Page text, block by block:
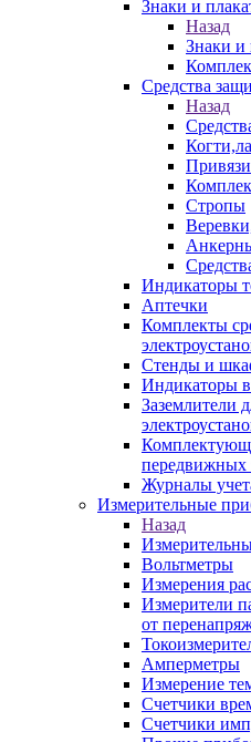
Знаки и
Назад
Знаки и
Средства
Назад
Привязи
Стропы
Индикаторы
Аптечки
Комплекты
Стенды и
Индикаторы
Заземлители
передвижных
Журналы
Измерительные
Назад
Вольтметры
Измерения
Измерители
от
Амперметры
Измерение
Счетчики
Счетчики